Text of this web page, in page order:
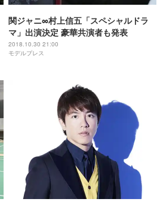
関ジャニ∞村上信五「スペシャルドラ
マ」出演決定 豪華共演者も発表
2018.10.30 21:00
モデルプレス